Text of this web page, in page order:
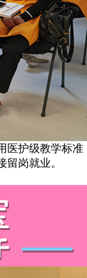
级教学标
岗就业。